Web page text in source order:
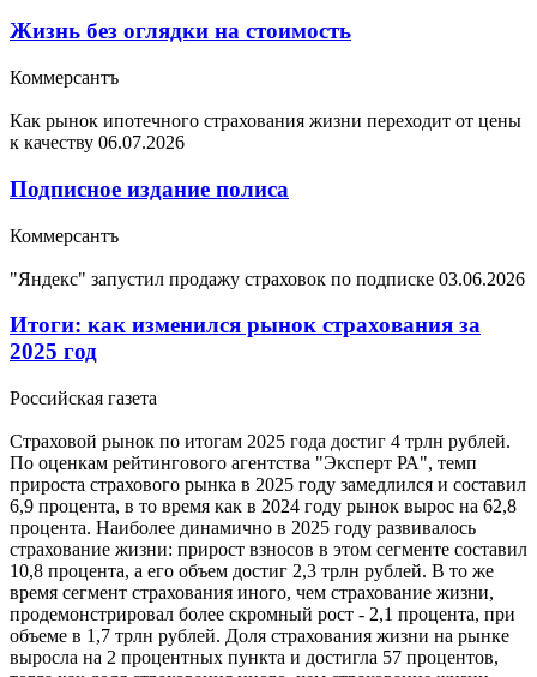
Жизнь без оглядки на стоимость
Коммерсантъ
Как рынок ипотечного страхования жизни переходит от цены
к качеству 06.07.2026
Подписное издание полиса
Коммерсантъ
"Яндекс" запустил продажу страховок по подписке 03.06.2026
Итоги: как изменился рынок страхования за
2025 год
Российская газета
Страховой рынок по итогам 2025 года достиг 4 трлн рублей.
По оценкам рейтингового агентства "Эксперт РА", темп
прироста страхового рынка в 2025 году замедлился и составил
6,9 процента, в то время как в 2024 году рынок вырос на 62,8
процента. Наиболее динамично в 2025 году развивалось
страхование жизни: прирост взносов в этом сегменте составил
10,8 процента, а его объем достиг 2,3 трлн рублей. В то же
время сегмент страхования иного, чем страхование жизни,
продемонстрировал более скромный рост - 2,1 процента, при
объеме в 1,7 трлн рублей. Доля страхования жизни на рынке
выросла на 2 процентных пункта и достигла 57 процентов,